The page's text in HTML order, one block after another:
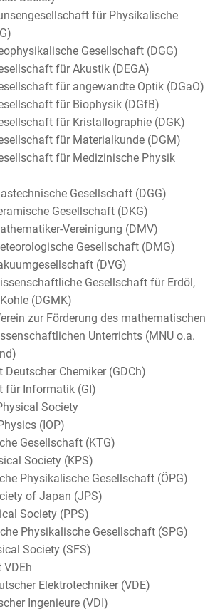
für Physikalische
Gesellschaft (DGG)
für Akustik (DEGA)
für angewandte Optik (DGaO)
für Biophysik (DGfB)
für Kristallographie (DGK)
für Materialkunde (DGM)
für Medizinische Physik
Gesellschaft (DGG)
Gesellschaft (DKG)
Vereinigung (DMV)
Gesellschaft (DMG)
(DVG)
Gesellschaft für Erdöl,
(DGMK)
zur Förderung des mathematischen
Unterrichts (MNU o.a.
Deutscher Chemiker (GDCh)
für Informatik (GI)
Society
(IOP)
Gesellschaft (KTG)
Society (KPS)
Physikalische Gesellschaft (ÖPG)
of Japan (JPS)
Society (PPS)
Physikalische Gesellschaft (SPG)
Society (SFS)
Elektrotechniker (VDE)
Ingenieure (VDI)